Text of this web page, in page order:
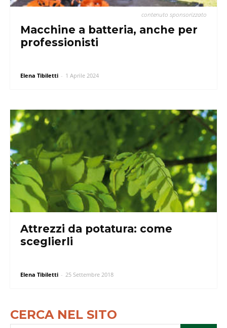
contenuto sponsorizzato
Macchine a batteria, anche per
professionisti
Elena Tibiletti - 1 Aprile 2024
Attrezzi da potatura: come
sceglierli
Elena Tibiletti - 25 Settembre 2018
CERCA NEL SITO